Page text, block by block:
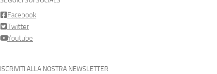
Facebook
Twitter
Youtube
ISCRIVITI ALLA NOSTRA NEWSLETTER